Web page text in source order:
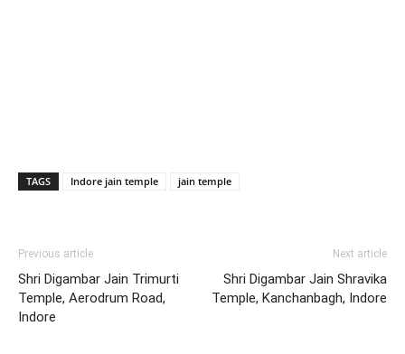
TAGS Indore jain temple jain temple
Previous article
Shri Digambar Jain Trimurti
Temple, Aerodrum Road,
Indore
Next article
Shri Digambar Jain Shravika
Temple, Kanchanbagh, Indore